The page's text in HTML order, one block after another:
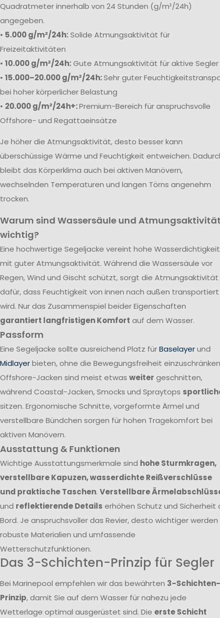
Quadratmeter innerhalb von 24 Stunden (g/m²/24h)
angegeben.
• 5.000 g/m²/24h:Solide Atmungsaktivität für
Freizeitaktivitäten
• 10.000 g/m²/24h:Gute Atmungsaktivität für aktive Segler
• 15.000–20.000 g/m²/24h:Sehr guter
bei hoher körperlicher Belastung
• 20.000 g/m²/24h+:Premium-Bereich für anspruchsvolle
Offshore- und Regattaeinsätze
Je höher die Atmungsaktivität, desto besser kann
überschüssige Wärme und Feuchtigkeit entweichen.
bleibt das Körperklima auch bei aktiven Manövern,
wechselnden Temperaturen und langen Törns angenehm
trocken.
Warum sind Wassersäule und
wichtig?
Eine hochwertige Segeljacke vereint hohe Wasserdichtigkeit
mit guter Atmungsaktivität. Während die Wassersäule vor
Regen, Wind und Gischt schützt, sorgt die Atmungsaktivität
dafür, dass Feuchtigkeit von innen nach außen transportiert
wird. Nur das Zusammenspiel beider Eigenschaften
garantiert langfristigen Komfort auf dem Wasser.
Passform
Eine Segeljacke sollte ausreichend Platz fürBaselayerund
Midlayerbieten, ohne die Bewegungsfreiheit
Offshore-Jacken sind meist etwas weiter geschnitten,
während Coastal-Jacken, Smocks und Spraytops
sitzen. Ergonomische Schnitte, vorgeformte Ärmel und
verstellbare Bündchen sorgen für hohen Tragekomfort bei
aktiven Manövern.
Ausstattung & Funktionen
Wichtige Ausstattungsmerkmale sind hohe Sturmkragen,
verstellbare Kapuzen, wasserdichte Reißverschlüsse
und praktische Taschen. Verstellbare
und reflektierende Details erhöhen Schutz und Sicherheit
Bord. Je anspruchsvoller das Revier, desto wichtiger werden
robuste Materialien und umfassende
Wetterschutzfunktionen.
Das 3-Schichten-Prinzip für Segler
Bei Marinepool empfehlen wir das bewährten 3-Schichten-
Prinzip, damit Sie auf dem Wasser für nahezu jede
Wetterlage optimal ausgerüstet sind. Die erste Schicht